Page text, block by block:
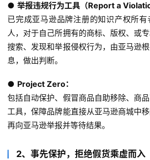
● 举报违规行为工具（Report a
已完成亚马逊品牌注册的知识产权所
人，对于自己所拥有的商标、版权、或
搜索、发现和举报侵权行为，由亚马逊
息，做出判断。
● Project Zero：
包括自动保护、假冒商品自助移除、商
工具，保障品牌能直接从亚马逊商城中
再向亚马逊举报并等待结果。
2、事先保护，拒绝假货乘虚而入